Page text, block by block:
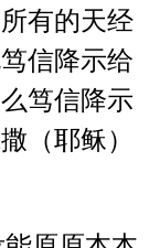
有的天经
信降示给
笃信降示
（耶稣）